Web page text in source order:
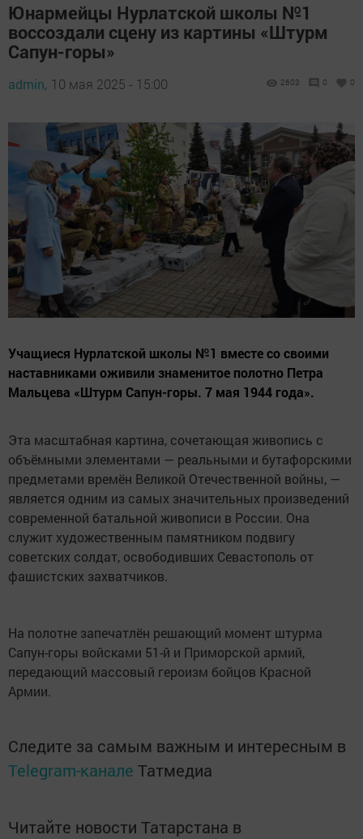
Юнармейцы Нурлатской школы №1
воссоздали сцену из картины «Штурм
Сапун-горы»
admin, 10 мая 2025 - 15:00 2603 0 0
Учащиеся Нурлатской школы №1 вместе со своими
наставниками оживили знаменитое полотно Петра
Мальцева «Штурм Сапун-горы. 7 мая 1944 года».
Эта масштабная картина, сочетающая живопись с
объёмными элементами — реальными и бутафорскими
предметами времён Великой Отечественной войны, —
является одним из самых значительных произведений
современной батальной живописи в России. Она
служит художественным памятником подвигу
советских солдат, освободивших Севастополь от
фашистских захватчиков.
На полотне запечатлён решающий момент штурма
Сапун-горы войсками 51-й и Приморской армий,
передающий массовый героизм бойцов Красной
Армии.
Следите за самым важным и интересным в
Telegram-канале Татмедиа
Читайте новости Татарстана в